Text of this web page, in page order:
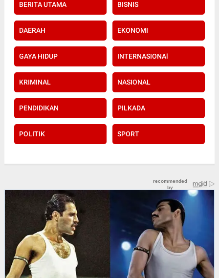
BERITA UTAMA BISNIS
DAERAH EKONOMI
GAYA HIDUP INTERNASIONAl
KRIMINAL NASIONAL
PENDIDIKAN PILKADA
POLITIK SPORT